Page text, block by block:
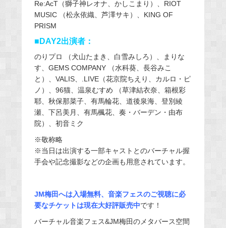
Re:AcT（獅子神レオナ、かしこまり）、RIOT
MUSIC （松永依織、芦澤サキ）、KING OF
PRISM
■DAY2出演者：
のりプロ （犬山たまき、白雪みしろ）、まりな
す、GEMS COMPANY （水科葵、長谷みこ
と）、VALIS、.LIVE（花京院ちえり、カルロ・ピ
ノ）、96猫、温泉むすめ （草津結衣奈、箱根彩
耶、秋保那菜子、有馬輪花、道後泉海、登別綾
瀬、下呂美月、有馬楓花、奏・バーデン・由布
院）、初音ミク
※敬称略
※当日は出演する一部キャストとのバーチャル握
手会や記念撮影などの企画も用意されています。
JM梅田へは入場無料、音楽フェスのご視聴に必
要なチケットは現在大好評販売中です！
バーチャル音楽フェス&JM梅田のメタバース空間